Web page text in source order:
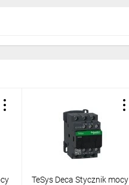
TeSys Deca Stycznik mocy